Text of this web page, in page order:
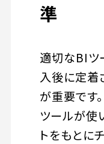
準
適切なBIツ
入後に定着
が重要です
ツールが使
トをもとに